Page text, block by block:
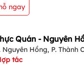
ngay
Quán - Nguyên
Nguyên Hồng, P. Thành
tác